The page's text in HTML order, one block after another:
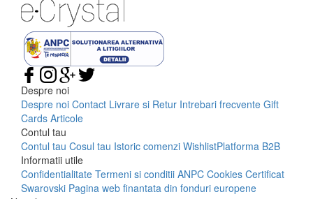
Despre noi
Despre noi Contact Livrare si Retur Intrebari frecvente Gift
Cards Articole
Contul tau
Contul tau Cosul tau Istoric comenzi WishlistPlatforma B2B
Informatii utile
Confidentialitate Termeni si conditii ANPC Cookies Certificat
Swarovski Pagina web finantata din fonduri europene